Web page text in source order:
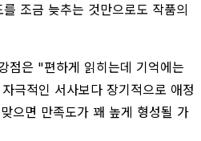
조금 늦추는 것만으로도 작품의
점은 "편하게 읽히는데 기억에는
극적인 서사보다 장기적으로 애정
으면 만족도가 꽤 높게 형성될 가